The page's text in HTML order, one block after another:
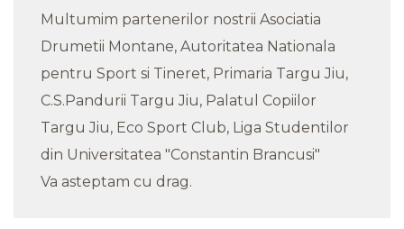
Multumim partenerilor nostrii Asociatia
Drumetii Montane, Autoritatea Nationala
pentru Sport si Tineret, Primaria Targu Jiu,
C.S.Pandurii Targu Jiu, Palatul Copiilor
Targu Jiu, Eco Sport Club, Liga Studentilor
din Universitatea "Constantin Brancusi"
Va asteptam cu drag.